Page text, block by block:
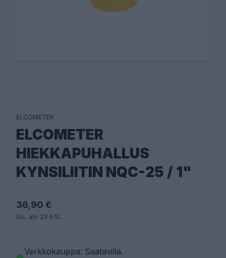
ELCOMETER
ELCOMETER
HIEKKAPUHALLUS
KYNSILIITIN NQC-25 / 1"
36,90 €
Sis. alv 25.5%
Verkkokauppa: Saatavilla.